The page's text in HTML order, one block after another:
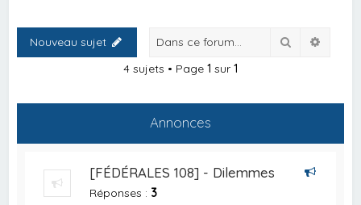
Nouveau sujet Rechercher
4 sujets • Page 1 sur 1
Annonces
[FÉDÉRALES 108] - Dilemmes
Réponses : 3